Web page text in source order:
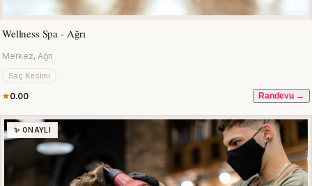
Wellness Spa - Ağrı
Merkez, Ağrı
Saç Kesimi
0.00 Randevu →
✨ ONAYLI